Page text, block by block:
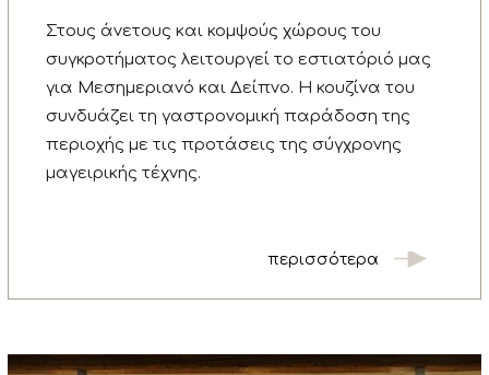
Στους άνετους και κομψούς χώρους του
συγκροτήματος λειτουργεί το εστιατόριό μας
για Μεσημεριανό και Δείπνο. Η κουζίνα του
συνδυάζει τη γαστρονομική παράδοση της
περιοχής με τις προτάσεις της σύγχρονης
μαγειρικής τέχνης.
περισσότερα